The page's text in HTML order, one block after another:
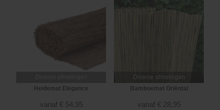
Heidemat Elegance
vanaf € 54,95
Diverse afmetingen
Bamboemat Oriëntal
vanaf € 28,95